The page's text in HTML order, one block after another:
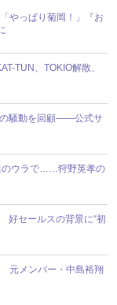
やっぱり菊岡！」『お
TUN、TOKIO解散、
の騒動を回顧――公式サ
のウラで……狩野英孝の
好セールスの背景に“初
元メンバー・中島裕翔